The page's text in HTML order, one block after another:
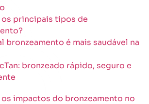
os principais tipos de
bronzeamento é mais saudável na
bronzeado rápido, seguro e
os impactos do bronzeamento no